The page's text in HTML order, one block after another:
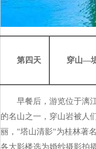
第四天 穿山—
早餐后，游览位于漓
的名山之一，穿山岩被人
丽，"塔山清影"为桂林著
各大影楼选为婚纱摄影拍